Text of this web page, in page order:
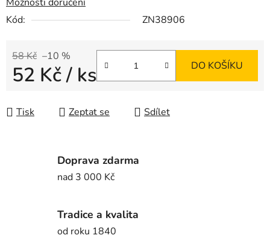
Kód:
ZN38906
58 Kč –10 %
52 Kč/ ks DO KOŠÍKU
Tisk Zeptat se Sdílet
Doprava zdarma
nad 3 000 Kč
Tradice a kvalita
od roku 1840